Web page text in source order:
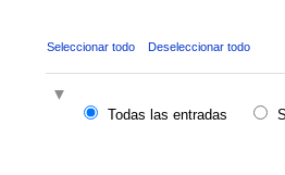
Seleccionar todo Deseleccionar todo
Todas las entradas